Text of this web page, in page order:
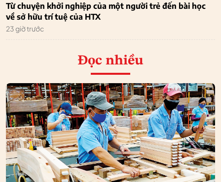
Từ chuyện khởi nghiệp của một người trẻ đến bài học
về sở hữu trí tuệ của HTX
23 giờ trước
Đọc nhiều